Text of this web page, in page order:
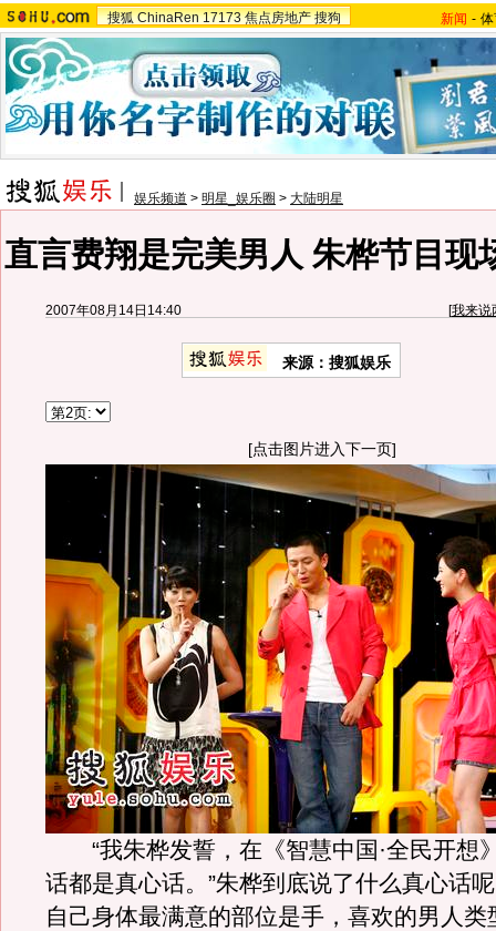
搜狐 ChinaRen 17173 焦点房地产 搜狗 新闻 -
娱乐频道 > 明星_娱乐圈 > 大陆明星
直言费翔是完美男人 朱桦节目现
2007年08月14日14:40 [我来说
来源：搜狐娱乐
[点击图片进入下一页]
“我朱桦发誓，在《智慧中国·全民开想
话都是真心话。”朱桦到底说了什么真心话
自己身体最满意的部位是手，喜欢的男人类